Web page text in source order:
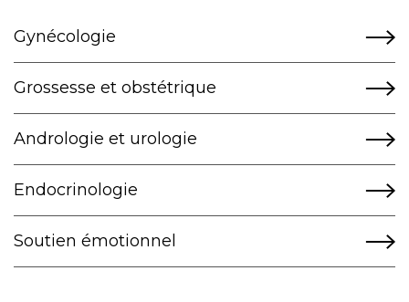
Gynécologie
Grossesse et obstétrique
Andrologie et urologie
Endocrinologie
Soutien émotionnel